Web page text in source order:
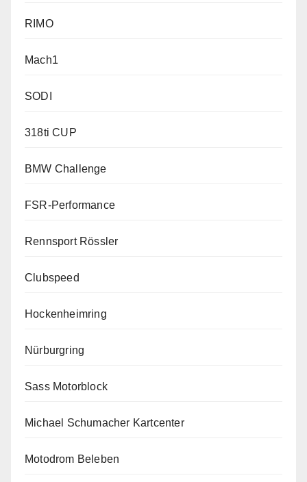
RIMO
Mach1
SODI
318ti CUP
BMW Challenge
FSR-Performance
Rennsport Rössler
Clubspeed
Hockenheimring
Nürburgring
Sass Motorblock
Michael Schumacher Kartcenter
Motodrom Beleben